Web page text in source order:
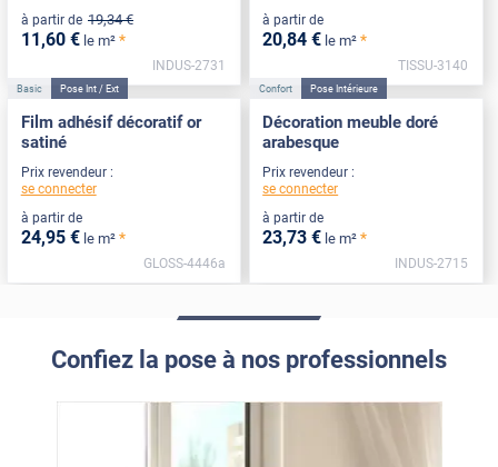
à partir de 19,34 €
11,60 € le m² *
INDUS-2731
à partir de
20,84 € le m² *
TISSU-3140
Basic Pose Int / Ext
Film adhésif décoratif or
satiné
Prix revendeur :
se connecter
à partir de
24,95 € le m² *
GLOSS-4446a
Confort Pose Intérieure
Décoration meuble doré
arabesque
Prix revendeur :
se connecter
à partir de
23,73 € le m² *
INDUS-2715
Confiez la pose à nos professionnels